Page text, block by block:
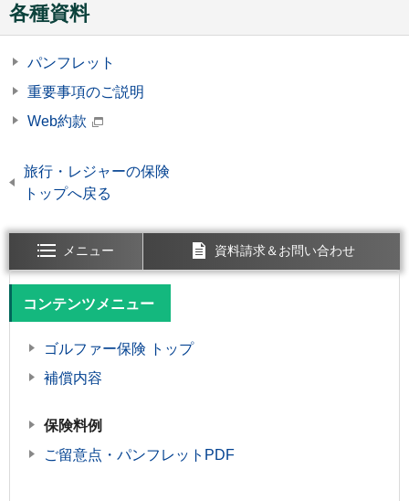
各種資料
パンフレット
重要事項のご説明
Web約款
旅行・レジャーの保険
トップへ戻る
メニュー
開く 資料請求＆お問い合わせ
開く
コンテンツメニュー
ゴルファー保険 トップ
補償内容
保険料例
ご留意点・パンフレットPDF